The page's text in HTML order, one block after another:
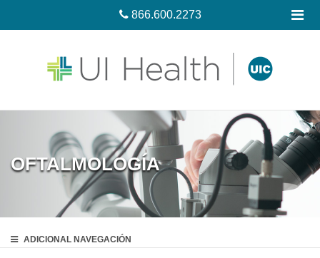
866.600.2273
OFTALMOLOGÍA
ADICIONAL NAVEGACIÓN